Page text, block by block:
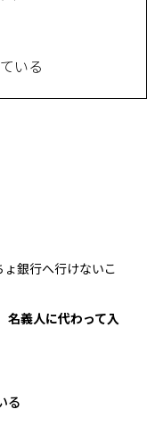
いる
銀行へ行けないこ
名義人に代わって入
る